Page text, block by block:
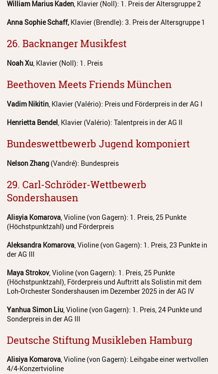
Schulordnung
Elternbeirat
Förderverein
Stiftung
Geschichte
Stellenangebote
William Marius Kaden, Klavier (Noll): 1. Preis der Altersgruppe 2
Anna Sophie Schaff, Klavier (Brendle): 3. Preis der Altersgruppe 1
26. Backnanger Musikfest
Noah Xu, Klavier (Noll): 1. Preis
Beethoven Meets Friends München
Vadim Nikitin, Klavier (Valério): Preis und Förderpreis in der AG I
Henrietta Bendel, Klavier (Valério): Talentpreis in der AG II
Bundeswettbewerb Jugend komponiert
Nelson Zhang (Vandré): Bundespreis
29. Carl-Schröder-Wettbewerb
Sondershausen
Alisyia Komarova , Violine (von Gagern): 1. Preis, 25 Punkte
(Höchstpunktzahl) und Förderpreis
Aleksandra Komarova , Violine (von Gagern): 1. Preis, 23 Punkte in
der AG III
Maya Strokov, Violine (von Gagern): 1. Preis, 25 Punkte
(Höchstpunktzahl), Förderpreis und Auftritt als Solistin mit dem
Loh-Orchester Sondershausen im Dezember 2025 in der AG IV
Yanhua Simon Liu , Violine (von Gagern): 1. Preis, 24 Punkte und
Sonderpreis in der AG III
Deutsche Stiftung Musikleben Hamburg
Alisiya Komarova, Violine (von Gagern): Leihgabe einer wertvollen
4/4-Konzertvioline